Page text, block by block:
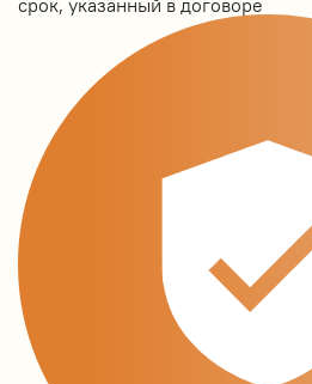
срок, указанный в договоре